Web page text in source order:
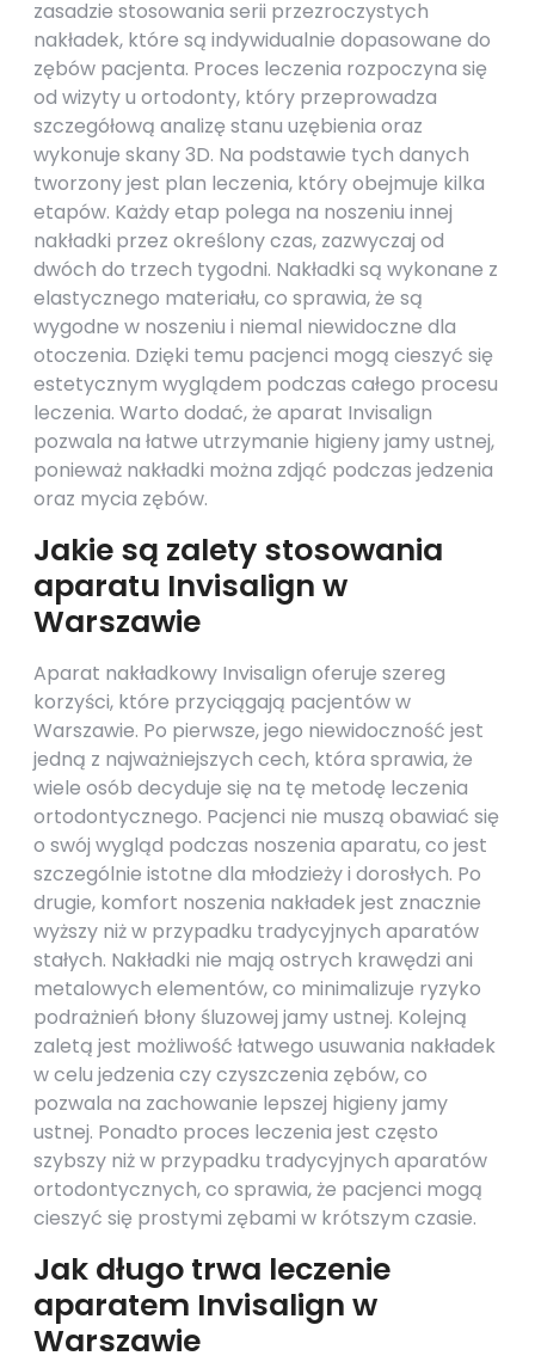
zasadzie stosowania serii przezroczystych
nakładek, które są indywidualnie dopasowane do
zębów pacjenta. Proces leczenia rozpoczyna się
od wizyty u ortodonty, który przeprowadza
szczegółową analizę stanu uzębienia oraz
wykonuje skany 3D. Na podstawie tych danych
tworzony jest plan leczenia, który obejmuje kilka
etapów. Każdy etap polega na noszeniu innej
nakładki przez określony czas, zazwyczaj od
dwóch do trzech tygodni. Nakładki są wykonane z
elastycznego materiału, co sprawia, że są
wygodne w noszeniu i niemal niewidoczne dla
otoczenia. Dzięki temu pacjenci mogą cieszyć się
estetycznym wyglądem podczas całego procesu
leczenia. Warto dodać, że aparat Invisalign
pozwala na łatwe utrzymanie higieny jamy ustnej,
ponieważ nakładki można zdjąć podczas jedzenia
oraz mycia zębów.
Jakie są zalety stosowania
aparatu Invisalign w
Warszawie
Aparat nakładkowy Invisalign oferuje szereg
korzyści, które przyciągają pacjentów w
Warszawie. Po pierwsze, jego niewidoczność jest
jedną z najważniejszych cech, która sprawia, że
wiele osób decyduje się na tę metodę leczenia
ortodontycznego. Pacjenci nie muszą obawiać się
o swój wygląd podczas noszenia aparatu, co jest
szczególnie istotne dla młodzieży i dorosłych. Po
drugie, komfort noszenia nakładek jest znacznie
wyższy niż w przypadku tradycyjnych aparatów
stałych. Nakładki nie mają ostrych krawędzi ani
metalowych elementów, co minimalizuje ryzyko
podrażnień błony śluzowej jamy ustnej. Kolejną
zaletą jest możliwość łatwego usuwania nakładek
w celu jedzenia czy czyszczenia zębów, co
pozwala na zachowanie lepszej higieny jamy
ustnej. Ponadto proces leczenia jest często
szybszy niż w przypadku tradycyjnych aparatów
ortodontycznych, co sprawia, że pacjenci mogą
cieszyć się prostymi zębami w krótszym czasie.
Jak długo trwa leczenie
aparatem Invisalign w
Warszawie